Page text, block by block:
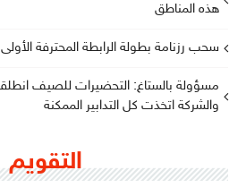
هذه المناطق
سحب رزنامة بطولة الرابطة المحترفة الأولى
والشركة اتخذت كل التدابير الممكنة
التقويم